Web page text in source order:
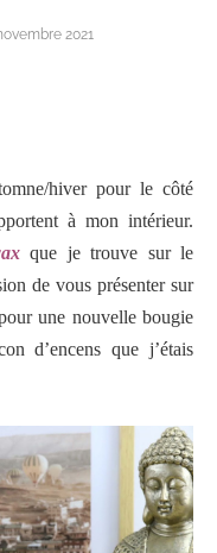
2021
hiver pour le côté
à mon intérieur.
que je trouve sur le
de vous présenter sur
une nouvelle bougie
d’encens que j’étais